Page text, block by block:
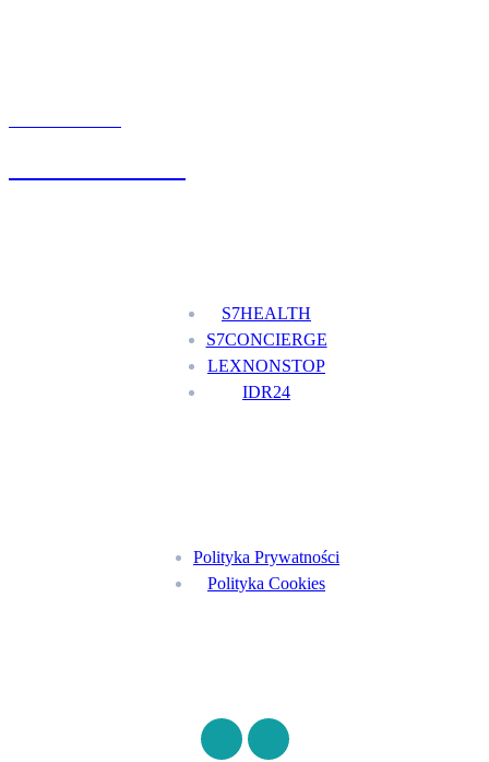
S7HEALTH
S7CONCIERGE
LEXNONSTOP
IDR24
Polityka Prywatności
Polityka Cookies